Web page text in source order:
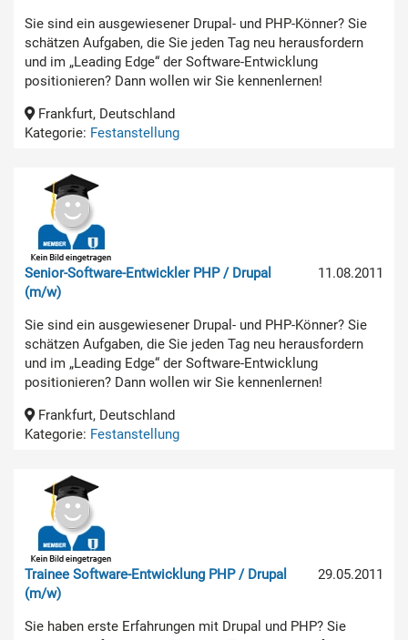
Sie sind ein ausgewiesener Drupal- und PHP-Könner? Sie
schätzen Aufgaben, die Sie jeden Tag neu herausfordern
und im „Leading Edge“ der Software-Entwicklung
positionieren? Dann wollen wir Sie kennenlernen!
Frankfurt, Deutschland
Kategorie: Festanstellung
11.08.2011
Senior-Software-Entwickler PHP / Drupal
(m/w)
Sie sind ein ausgewiesener Drupal- und PHP-Könner? Sie
schätzen Aufgaben, die Sie jeden Tag neu herausfordern
und im „Leading Edge“ der Software-Entwicklung
positionieren? Dann wollen wir Sie kennenlernen!
Frankfurt, Deutschland
Kategorie: Festanstellung
29.05.2011
Trainee Software-Entwicklung PHP / Drupal
(m/w)
Sie haben erste Erfahrungen mit Drupal und PHP? Sie